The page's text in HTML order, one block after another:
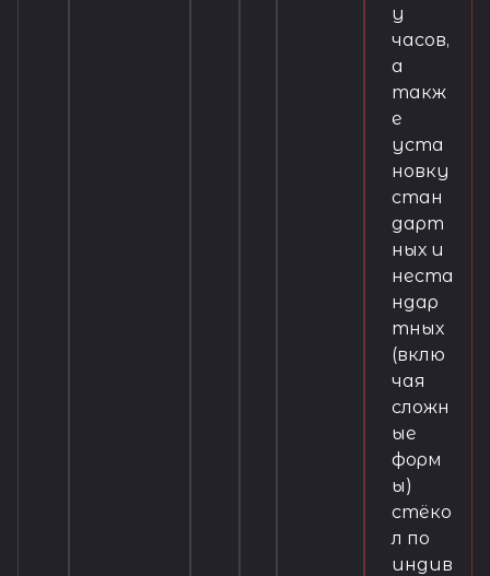
у
часов,
а
такж
е
уста
новку
стан
дарт
ных и
неста
ндар
тных
(вклю
чая
сложн
ые
форм
ы)
стёко
л по
индив